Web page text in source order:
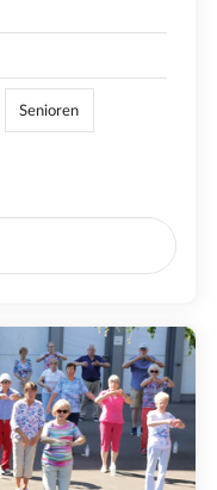
Senioren